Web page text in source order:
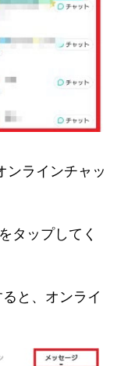
ンラインチャッ
をタップしてく
と、オンライ